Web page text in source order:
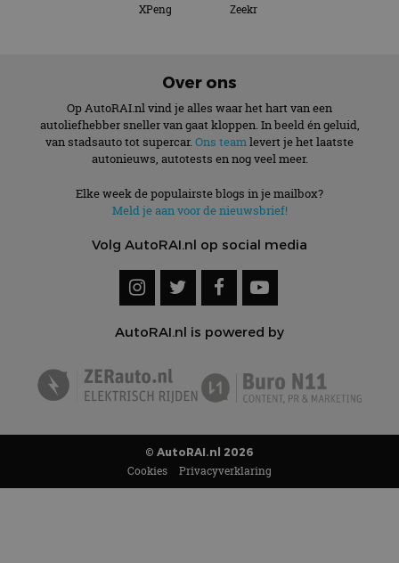
XPeng Zeekr
Over ons
Op AutoRAI.nl vind je alles waar het hart van een
autoliefhebber sneller van gaat kloppen. In beeld én geluid,
van stadsauto tot supercar. Ons teamlevert je het laatste
autonieuws, autotests en nog veel meer.
Elke week de populairste blogs in je mailbox?
Meld je aan voor de nieuwsbrief!
Volg AutoRAI.nl op social media
AutoRAI.nl is powered by
© AutoRAI.nl 2026
Cookies Privacyverklaring